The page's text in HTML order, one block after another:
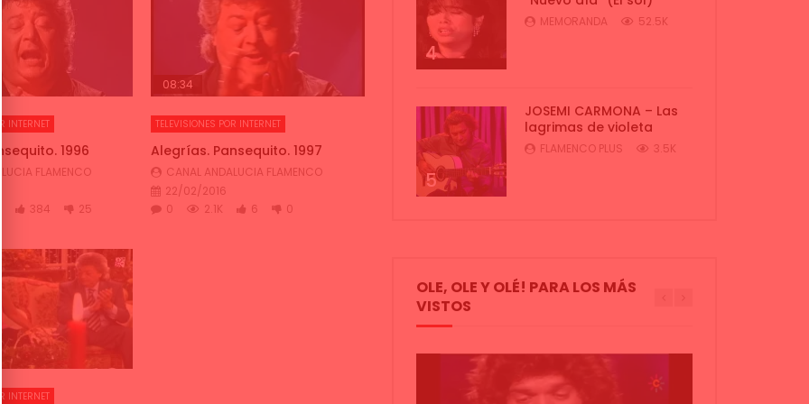
INTERNET
1996
FLAMENCO
384 25
08:34
TELEVISIONES POR INTERNET
Alegrías. Pansequito. 1997
CANAL ANDALUCIA FLAMENCO
22/02/2016
0
2.1K 6 0
INTERNET
4
MEMORANDA 52.5K
5
JOSEMI CARMONA – Las
lagrimas de violeta
FLAMENCO PLUS 3.5K
OLE, OLE Y OLÉ! PARA LOS MÁS
VISTOS